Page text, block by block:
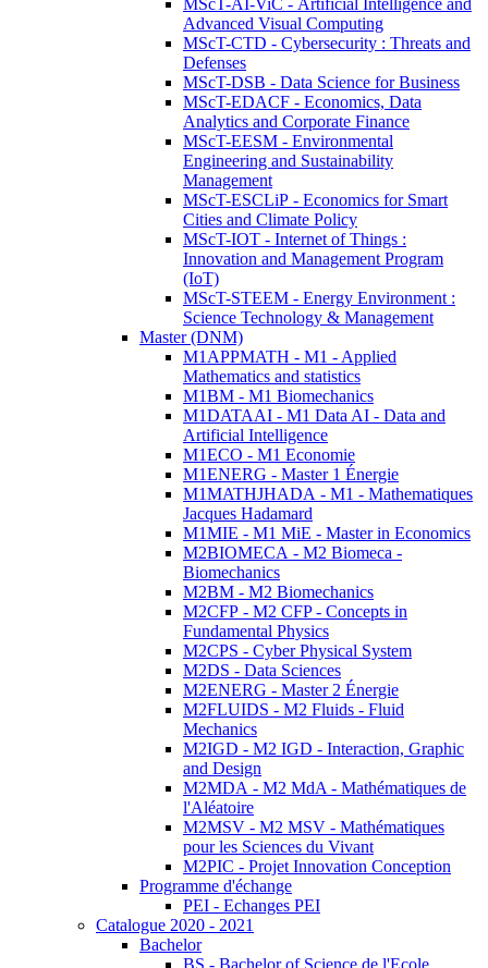
MScT-AI-ViC - Artificial Intelligence and
Advanced Visual Computing
MScT-CTD - Cybersecurity : Threats and
Defenses
MScT-DSB - Data Science for Business
MScT-EDACF - Economics, Data
Analytics and Corporate Finance
MScT-EESM - Environmental
Engineering and Sustainability
Management
MScT-ESCLiP - Economics for Smart
Cities and Climate Policy
MScT-IOT - Internet of Things :
Innovation and Management Program
(IoT)
MScT-STEEM - Energy Environment :
Science Technology & Management
Master (DNM)
M1APPMATH - M1 - Applied
Mathematics and statistics
M1BM - M1 Biomechanics
M1DATAAI - M1 Data AI - Data and
Artificial Intelligence
M1ECO - M1 Economie
M1ENERG - Master 1 Énergie
M1MATHJHADA - M1 - Mathematiques
Jacques Hadamard
M1MIE - M1 MiE - Master in Economics
M2BIOMECA - M2 Biomeca -
Biomechanics
M2BM - M2 Biomechanics
M2CFP - M2 CFP - Concepts in
Fundamental Physics
M2CPS - Cyber Physical System
M2DS - Data Sciences
M2ENERG - Master 2 Énergie
M2FLUIDS - M2 Fluids - Fluid
Mechanics
M2IGD - M2 IGD - Interaction, Graphic
and Design
M2MDA - M2 MdA - Mathématiques de
l'Aléatoire
M2MSV - M2 MSV - Mathématiques
pour les Sciences du Vivant
M2PIC - Projet Innovation Conception
Programme d'échange
PEI - Echanges PEI
Catalogue 2020 - 2021
Bachelor
BS - Bachelor of Science de l'Ecole